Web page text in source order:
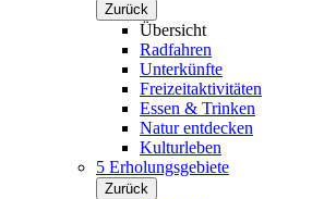
Zurück
Übersicht
Radfahren
Unterkünfte
Freizeitaktivitäten
Essen & Trinken
Natur entdecken
Kulturleben
5 Erholungsgebiete
Zurück